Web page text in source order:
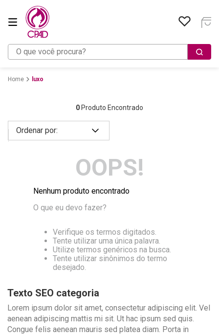
O que você procura?
luxo
0 Produto Encontrado
OOPS!
Nenhum produto encontrado
O que eu devo fazer?
Verifique os termos digitados.
Tente utilizar uma única palavra.
Utilize termos genéricos na busca.
Tente utilizar sinônimos do termo
desejado.
Texto SEO categoria
Lorem ipsum dolor sit amet, consectetur adipiscing elit. Vel
aenean adipiscing mattis mi sit. Ut hac ipsum sed quis.
Congue felis aenean mauris sed platea diam. Porta in